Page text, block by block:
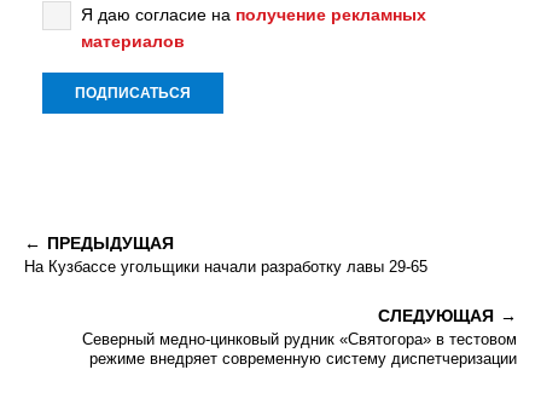
Я даю согласие на получение рекламных
материалов
ПРЕДЫДУЩАЯ
На Кузбассе угольщики начали разработку лавы 29-65
СЛЕДУЮЩАЯ
Северный медно-цинковый рудник «Святогора» в тестовом
режиме внедряет современную систему диспетчеризации